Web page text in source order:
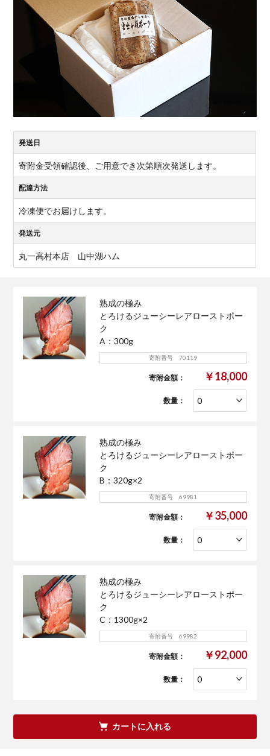
発送日
寄附金受領確認後、ご用意でき次第順次発送します。
配達方法
冷凍便でお届けします。
発送元
丸一高村本店 山中湖ハム
熟成の極み
とろけるジューシーレアローストポー
ク
A：300g
寄附番号 70119
寄附金額： ￥18,000
数量：
熟成の極み
とろけるジューシーレアローストポー
ク
B：320g×2
寄附番号 69981
寄附金額： ￥35,000
数量：
熟成の極み
とろけるジューシーレアローストポー
ク
C：1300g×2
寄附番号 69982
寄附金額： ￥92,000
数量：
カートに入れる